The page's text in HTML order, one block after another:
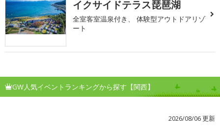
イクサイドテラス琵琶湖
全室客室温泉付き、 体験型アウトドアリゾ
ート
GW人気イベントランキングから探す【関西】
2026/08/06 更新